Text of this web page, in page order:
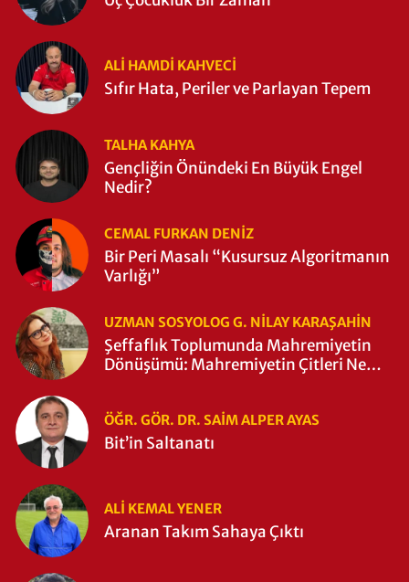
ALI HAMDI KAHVECİ
Sıfır Hata, Periler ve Parlayan Tepem
TALHA KAHYA
Gençliğin Önündeki En Büyük Engel
Nedir?
CEMAL FURKAN DENİZ
Bir Peri Masalı “Kusursuz Algoritmanın
Varlığı”
UZMAN SOSYOLOG G. NILAY KARAŞAHİN
Şeffaflık Toplumunda Mahremiyetin
Dönüşümü: Mahremiyetin Çitleri Ne
ÖĞR. GÖR. DR. SAIM ALPER AYAS
Bit’in Saltanatı
ALI KEMAL YENER
Aranan Takım Sahaya Çıktı